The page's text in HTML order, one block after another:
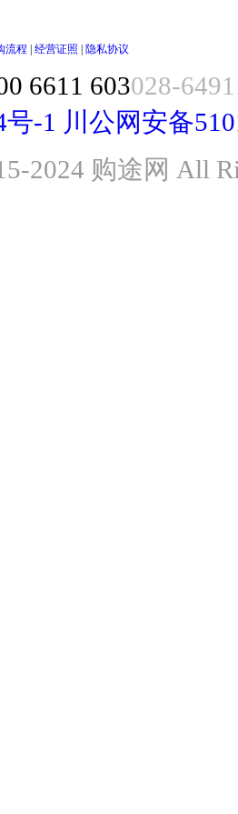
流程 经营证照 隐私协议
6611 603028-
-1 川公网安备
2024 购途网 All